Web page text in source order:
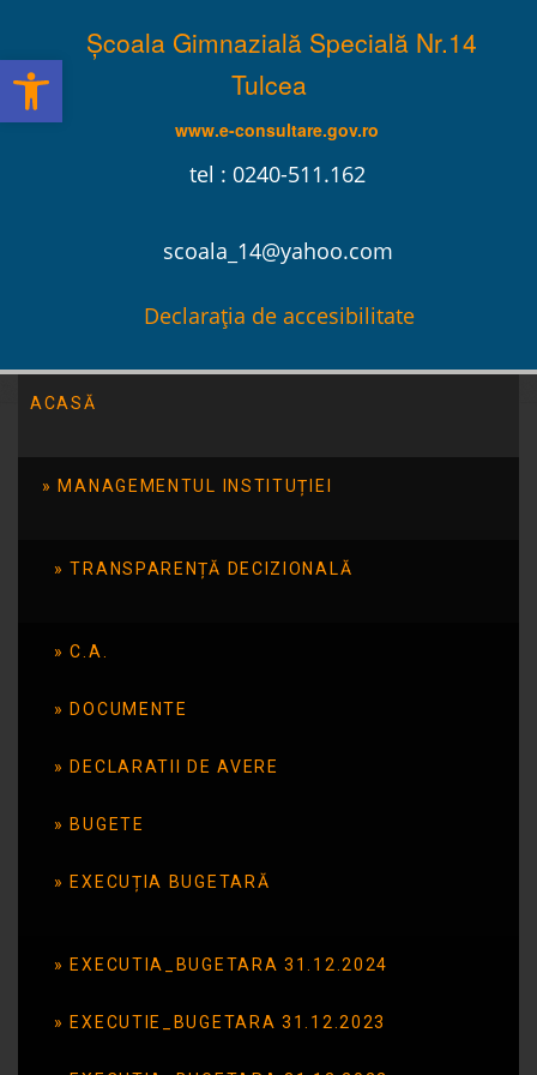
Școala Gimnazială Specială Nr.14
Tulcea
www.e-consultare.gov.ro
tel : 0240-511.162
scoala_14@yahoo.com
Declarația de accesibilitate
ACASĂ
MANAGEMENTUL INSTITUȚIEI
TRANSPARENȚĂ DECIZIONALĂ
C.A.
DOCUMENTE
DECLARATII DE AVERE
BUGETE
EXECUȚIA BUGETARĂ
EXECUTIA_BUGETARA 31.12.2024
EXECUTIE_BUGETARA 31.12.2023
2015
Publicat în data de: 17 decembrie 2015
Deschide bara de unelte